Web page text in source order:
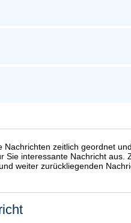
Nachrichten zeitlich geordnet
Sie interessante Nachricht aus.
weiter zurückliegenden